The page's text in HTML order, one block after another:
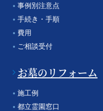
事例別注意点
手続き・手順
費用
ご相談受付
お墓のリフォーム
施工例
都立霊園窓口